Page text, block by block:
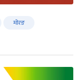
मोरङ